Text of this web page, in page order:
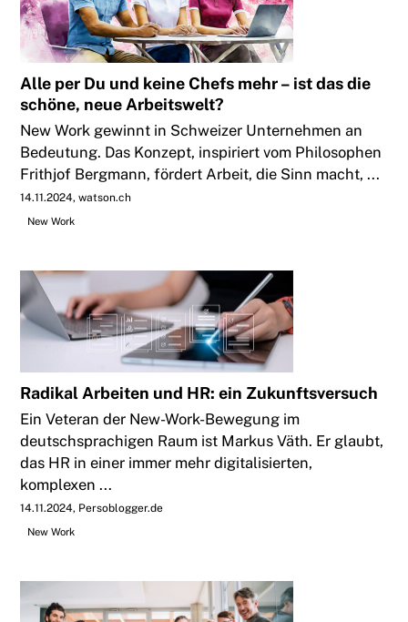
Alle per Du und keine Chefs mehr – ist das die
schöne, neue Arbeitswelt?
New Work gewinnt in Schweizer Unternehmen an
Bedeutung. Das Konzept, inspiriert vom Philosophen
Frithjof Bergmann, fördert Arbeit, die Sinn macht, ...
14.11.2024 watson.ch
New Work
Radikal Arbeiten und HR: ein Zukunftsversuch
Ein Veteran der New-Work-Bewegung im
deutschsprachigen Raum ist Markus Väth. Er glaubt,
das HR in einer immer mehr digitalisierten,
komplexen ...
14.11.2024 Persoblogger.de
New Work